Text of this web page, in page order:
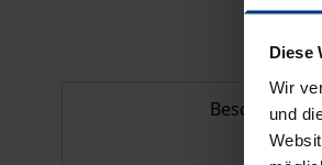
Diese
Wir
und